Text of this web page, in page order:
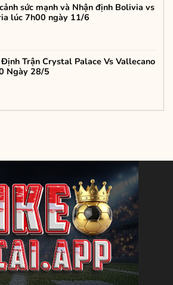
sức mạnh và Nhận định Bolivia vs
lúc 7h00 ngày 11/6
Định Trận Crystal Palace Vs Vallecano
Ngày 28/5